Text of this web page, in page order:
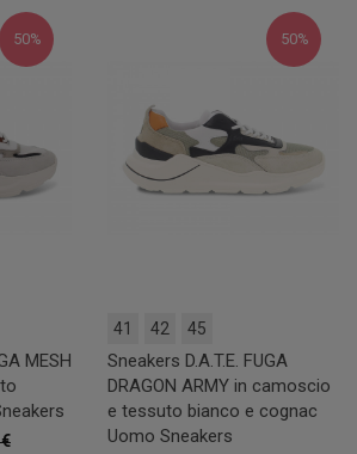
50%
MESH
50%
41 42 45
Sneakers D.A.T.E. FUGA
DRAGON ARMY in camoscio
e tessuto bianco e cognac
Uomo Sneakers